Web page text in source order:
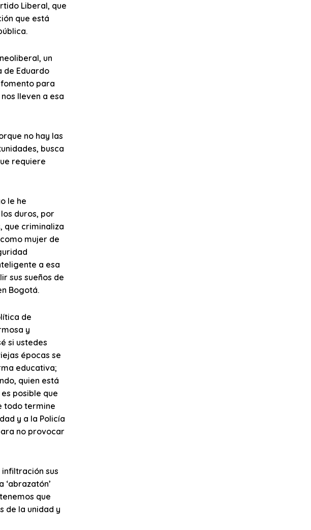
Liberal, que
que está
un
de Eduardo
para
lleven a esa
no hay las
busca
requiere
le he
duros, por
que criminaliza
mujer de
a esa
sus sueños de
Bogotá.
de
y
si ustedes
épocas se
educativa;
quien está
posible que
todo termine
y a la Policía
no provocar
sus
que
de la unidad y